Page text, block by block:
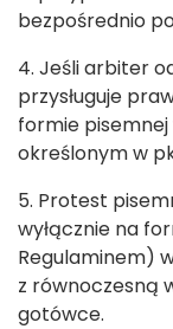
bezpośrednio
4. Jeśli arbiter
przysługuje
formie
określonym w
5. Protest
wyłącznie na
Regulaminem)
z równoczesną
gotówce.